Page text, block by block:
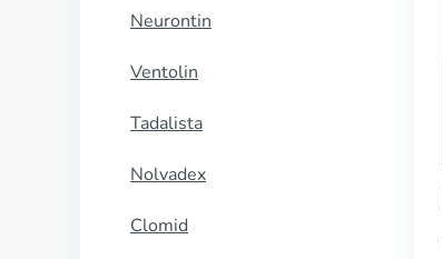
Neurontin
Ventolin
Tadalista
Nolvadex
Clomid